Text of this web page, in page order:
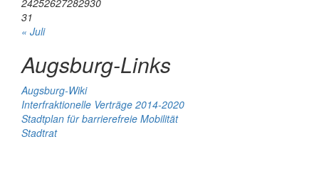
24252627282930
31
« Juli
Augsburg-Links
Augsburg-Wiki
Interfraktionelle Verträge 2014-2020
Stadtplan für barrierefreie Mobilität
Stadtrat